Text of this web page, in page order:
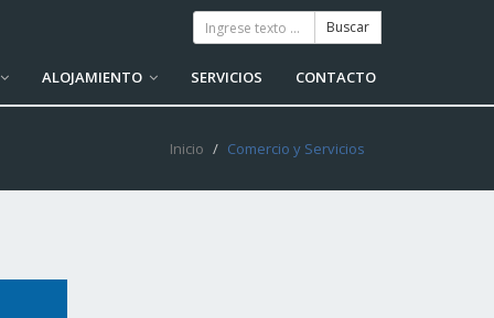
ALOJAMIENTO SERVICIOS CONTACTO
Inicio Comercio y Servicios